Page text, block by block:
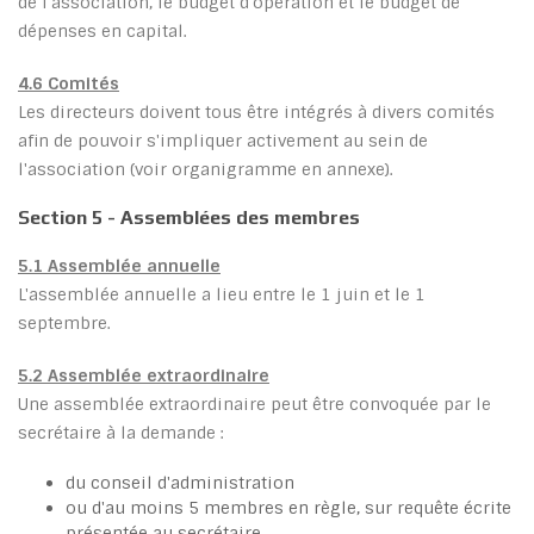
dépenses en capital.
4.6 Comités
Les directeurs doivent tous être intégrés à divers comités
afin de pouvoir s'impliquer activement au sein de
l'association (voir organigramme en annexe).
Section 5 - Assemblées des membres
5.1 Assemblée annuelle
L'assemblée annuelle a lieu entre le 1 juin et le 1
septembre.
5.2 Assemblée extraordinaire
Une assemblée extraordinaire peut être convoquée par le
secrétaire à la demande :
du conseil d'administration
ou d'au moins 5 membres en règle, sur requête écrite